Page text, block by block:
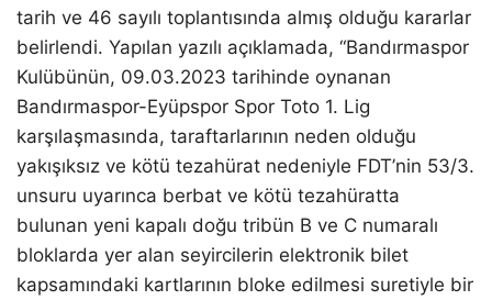
tarih ve 46 sayılı toplantısında almış olduğu kararlar
belirlendi. Yapılan yazılı açıklamada, “Bandırmaspor
Kulübünün, 09.03.2023 tarihinde oynanan
Bandırmaspor-Eyüpspor Spor Toto 1. Lig
karşılaşmasında, taraftarlarının neden olduğu
yakışıksız ve kötü tezahürat nedeniyle FDT’nin 53/3.
unsuru uyarınca berbat ve kötü tezahüratta
bulunan yeni kapalı doğu tribün B ve C numaralı
bloklarda yer alan seyircilerin elektronik bilet
kapsamındaki kartlarının bloke edilmesi suretiyle bir